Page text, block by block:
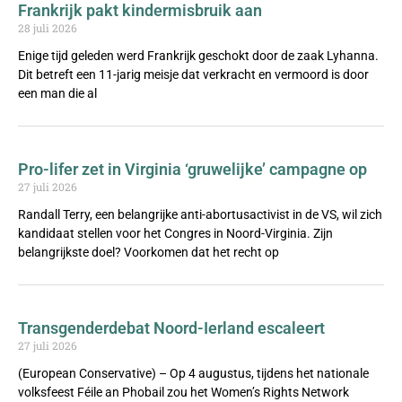
Frankrijk pakt kindermisbruik aan
28 juli 2026
Enige tijd geleden werd Frankrijk geschokt door de zaak Lyhanna.
Dit betreft een 11-jarig meisje dat verkracht en vermoord is door
een man die al
Pro-lifer zet in Virginia ‘gruwelijke’ campagne op
27 juli 2026
Randall Terry, een belangrijke anti-abortusactivist in de VS, wil zich
kandidaat stellen voor het Congres in Noord-Virginia. Zijn
belangrijkste doel? Voorkomen dat het recht op
Transgenderdebat Noord-Ierland escaleert
27 juli 2026
(European Conservative) – Op 4 augustus, tijdens het nationale
volksfeest Féile an Phobail zou het Women’s Rights Network